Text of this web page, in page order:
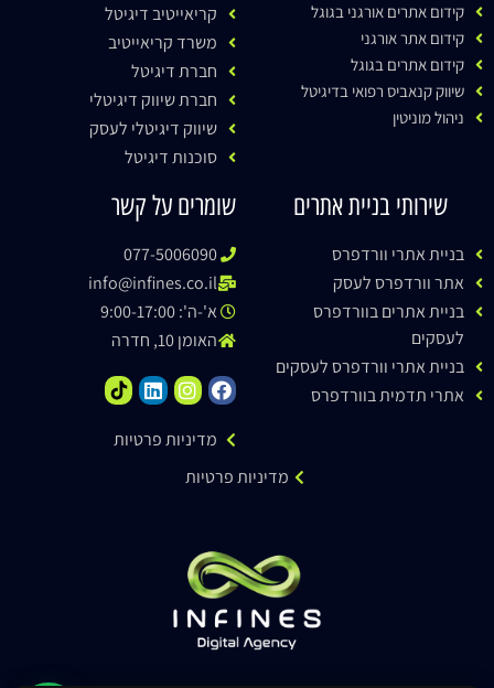
קידום אתרים אורגני בגוגל
קידום אתר אורגני
קידום אתרים בגוגל
שיווק קנאביס רפואי בדיגיטל
ניהול מוניטין
קריאייטיב דיגיטל
משרד קריאייטיב
חברת דיגיטל
חברת שיווק דיגיטלי
שיווק דיגיטלי לעסק
סוכנות דיגיטל
שירותי בניית אתרים
בניית אתרי וורדפרס
אתר וורדפרס לעסק
בניית אתרים בוורדפרס
לעסקים
בניית אתרי וורדפרס לעסקים
אתרי תדמית בוורדפרס
שומרים על קשר
077-5006090
info@infines.co.il
א'-ה': 9:00-17:00
האומן 10, חדרה
מדיניות פרטיות
מדיניות פרטיות